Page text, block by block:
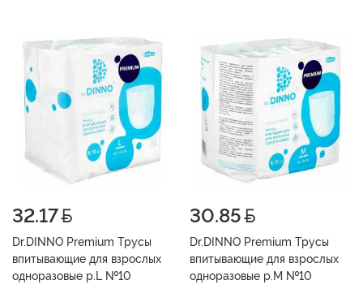
32.17
Dr.DINNO Premium Трусы
впитывающие для взрослых
одноразовые р.L №10
30.85
Dr.DINNO Premium Трусы
впитывающие для взрослых
одноразовые р.М №10